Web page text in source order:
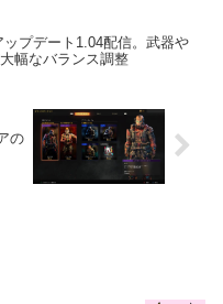
ップデート1.04配信。武器や
幅なバランス調整
の